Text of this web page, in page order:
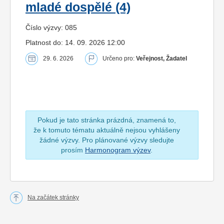
mladé dospělé (4)
Číslo výzvy: 085
Platnost do: 14. 09. 2026 12:00
29. 6. 2026 Určeno pro: Veřejnost, Žadatel
Pokud je tato stránka prázdná, znamená to,
že k tomuto tématu aktuálně nejsou vyhlášeny
žádné výzvy. Pro plánované výzvy sledujte
prosím Harmonogram výzev.
Na začátek stránky